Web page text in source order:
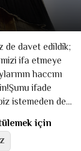
de davet edildik;
ifa etmeye
haccını
ifade
istemeden de
için